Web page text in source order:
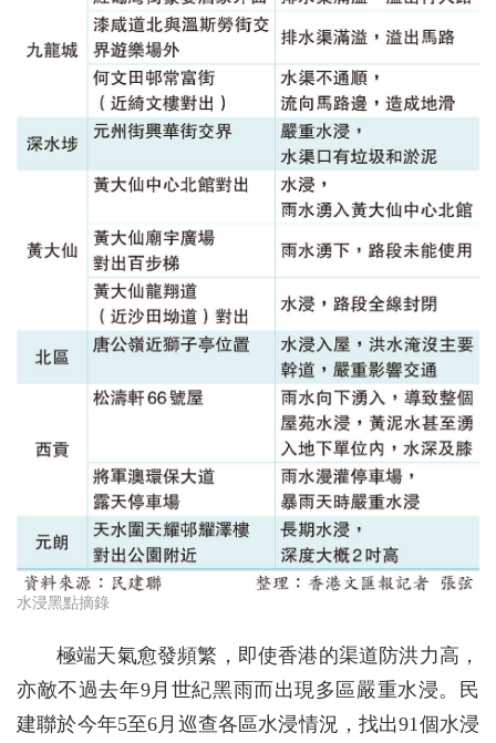
水浸黑點摘錄
極端天氣愈發頻繁，即使香港的渠道防洪力高，
亦敵不過去年9月世紀黑雨而出現多區嚴重水浸。民
建聯於今年5至6月巡查各區水浸情況，找出91個水浸